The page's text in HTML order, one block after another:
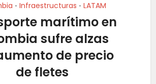
• Infraestructuras • LATAM
marítimo en
sufre alzas
de precio
de fletes